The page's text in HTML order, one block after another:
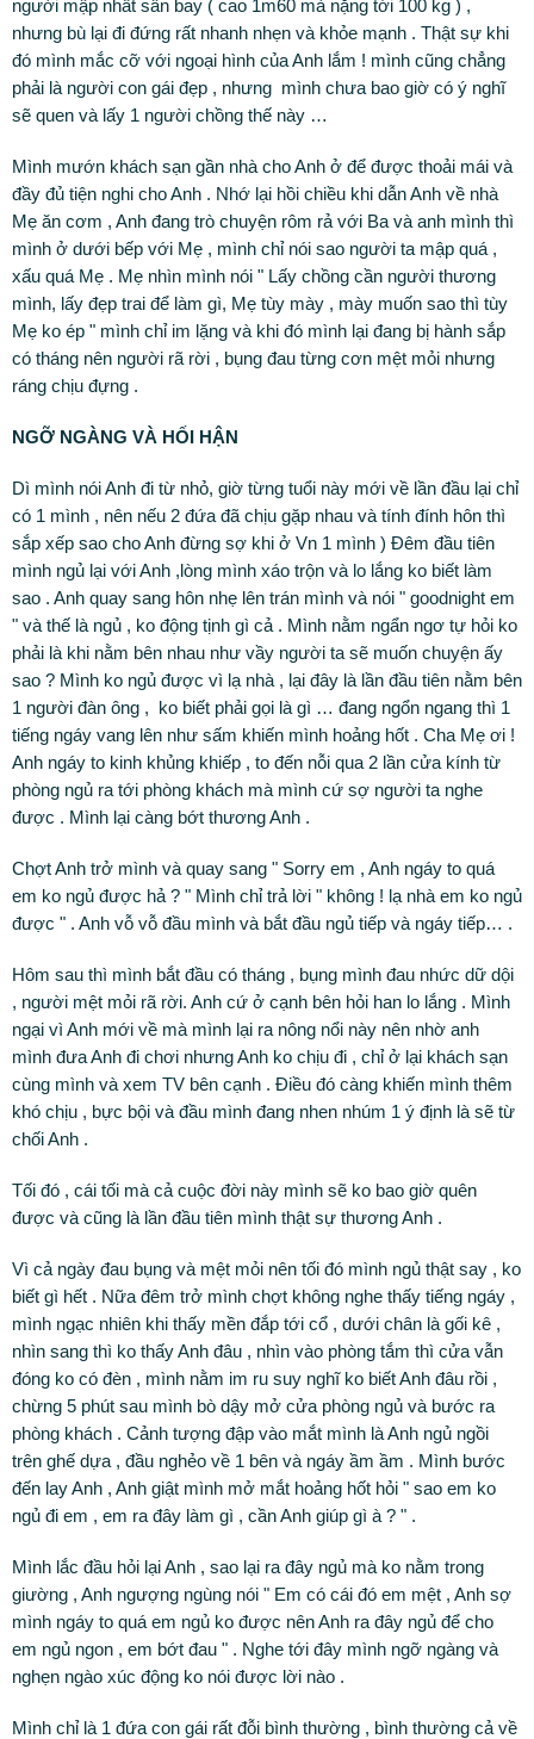
người mập nhất sân bay ( cao 1m60 mà nặng tới 100 kg ) ,
nhưng bù lại đi đứng rất nhanh nhẹn và khỏe mạnh . Thật sự khi
đó mình mắc cỡ với ngoại hình của Anh lắm ! mình cũng chẳng
phải là người con gái đẹp , nhưng mình chưa bao giờ có ý nghĩ
sẽ quen và lấy 1 người chồng thế này …
Mình mướn khách sạn gần nhà cho Anh ở để được thoải mái và
đầy đủ tiện nghi cho Anh . Nhớ lại hồi chiều khi dẫn Anh về nhà
Mẹ ăn cơm , Anh đang trò chuyện rôm rả với Ba và anh mình thì
mình ở dưới bếp với Mẹ , mình chỉ nói sao người ta mập quá ,
xấu quá Mẹ . Mẹ nhìn mình nói " Lấy chồng cần người thương
mình, lấy đẹp trai để làm gì, Mẹ tùy mày , mày muốn sao thì tùy
Mẹ ko ép " mình chỉ im lặng và khi đó mình lại đang bị hành sắp
có tháng nên người rã rời , bụng đau từng cơn mệt mỏi nhưng
ráng chịu đựng .
NGỠ NGÀNG VÀ HỐI HẬN
Dì mình nói Anh đi từ nhỏ, giờ từng tuổi này mới về lần đầu lại chỉ
có 1 mình , nên nếu 2 đứa đã chịu gặp nhau và tính đính hôn thì
sắp xếp sao cho Anh đừng sợ khi ở Vn 1 mình ) Đêm đầu tiên
mình ngủ lại với Anh ,lòng mình xáo trộn và lo lắng ko biết làm
sao . Anh quay sang hôn nhẹ lên trán mình và nói " goodnight em
" và thế là ngủ , ko động tịnh gì cả . Mình nằm ngẩn ngơ tự hỏi ko
phải là khi nằm bên nhau như vầy người ta sẽ muốn chuyện ấy
sao ? Mình ko ngủ được vì lạ nhà , lại đây là lần đầu tiên nằm bên
1 người đàn ông , ko biết phải gọi là gì … đang ngổn ngang thì 1
tiếng ngáy vang lên như sấm khiến mình hoảng hốt . Cha Mẹ ơi !
Anh ngáy to kinh khủng khiếp , to đến nỗi qua 2 lần cửa kính từ
phòng ngủ ra tới phòng khách mà mình cứ sợ người ta nghe
được . Mình lại càng bớt thương Anh .
Chợt Anh trở mình và quay sang " Sorry em , Anh ngáy to quá
em ko ngủ được hả ? " Mình chỉ trả lời " không ! lạ nhà em ko ngủ
được " . Anh vỗ vỗ đầu mình và bắt đầu ngủ tiếp và ngáy tiếp… .
Hôm sau thì mình bắt đầu có tháng , bụng mình đau nhức dữ dội
, người mệt mỏi rã rời. Anh cứ ở cạnh bên hỏi han lo lắng . Mình
ngại vì Anh mới về mà mình lại ra nông nổi này nên nhờ anh
mình đưa Anh đi chơi nhưng Anh ko chịu đi , chỉ ở lại khách sạn
cùng mình và xem TV bên cạnh . Điều đó càng khiến mình thêm
khó chịu , bực bội và đầu mình đang nhen nhúm 1 ý định là sẽ từ
chối Anh .
Tối đó , cái tối mà cả cuộc đời này mình sẽ ko bao giờ quên
được và cũng là lần đầu tiên mình thật sự thương Anh .
Vì cả ngày đau bụng và mệt mỏi nên tối đó mình ngủ thật say , ko
biết gì hết . Nữa đêm trở mình chợt không nghe thấy tiếng ngáy ,
mình ngạc nhiên khi thấy mền đắp tới cổ , dưới chân là gối kê ,
nhìn sang thì ko thấy Anh đâu , nhìn vào phòng tắm thì cửa vẫn
đóng ko có đèn , mình nằm im ru suy nghĩ ko biết Anh đâu rồi ,
chừng 5 phút sau mình bò dậy mở cửa phòng ngủ và bước ra
phòng khách . Cảnh tượng đập vào mắt mình là Anh ngủ ngồi
trên ghế dựa , đầu nghẻo về 1 bên và ngáy ầm ầm . Mình bước
đến lay Anh , Anh giật mình mở mắt hoảng hốt hỏi " sao em ko
ngủ đi em , em ra đây làm gì , cần Anh giúp gì à ? " .
Mình lắc đầu hỏi lại Anh , sao lại ra đây ngủ mà ko nằm trong
giường , Anh ngượng ngùng nói " Em có cái đó em mệt , Anh sợ
mình ngáy to quá em ngủ ko được nên Anh ra đây ngủ để cho
em ngủ ngon , em bớt đau " . Nghe tới đây mình ngỡ ngàng và
nghẹn ngào xúc động ko nói được lời nào .
Mình chỉ là 1 đứa con gái rất đỗi bình thường , bình thường cả về